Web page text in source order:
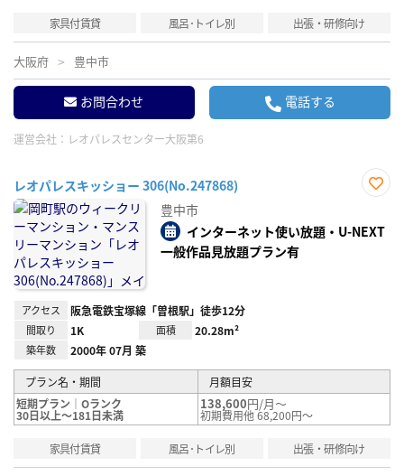
家具付賃貸 風呂･トイレ別 出張・研修向け
大阪府 豊中市
お問合わせ 電話する
運営会社： レオパレスセンター大阪第6
レオパレスキッショー 306(No.247868)
り登
録
豊中市
インターネット使い放題・U-NEXT
一般作品見放題プラン有
アクセス 阪急電鉄宝塚線「曽根駅」徒歩12分
間取り 1K 面積 20.28m²
築年数 2000年 07月 築
プラン名・期間
月額目安
短期プラン｜Oランク
30日以上～181日未満
138,600円/月～
初期費用他 68,200円～
家具付賃貸 風呂･トイレ別 出張・研修向け